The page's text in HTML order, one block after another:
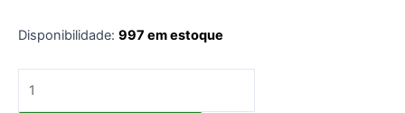
Disponibilidade: 997 em estoque